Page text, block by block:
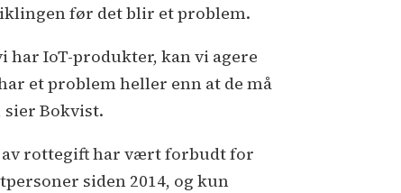
før det blir et problem.
har IoT-produkter, kan vi agere
et problem heller enn at de må
sier Bokvist.
rottegift har vært forbudt for
siden 2014, og kun